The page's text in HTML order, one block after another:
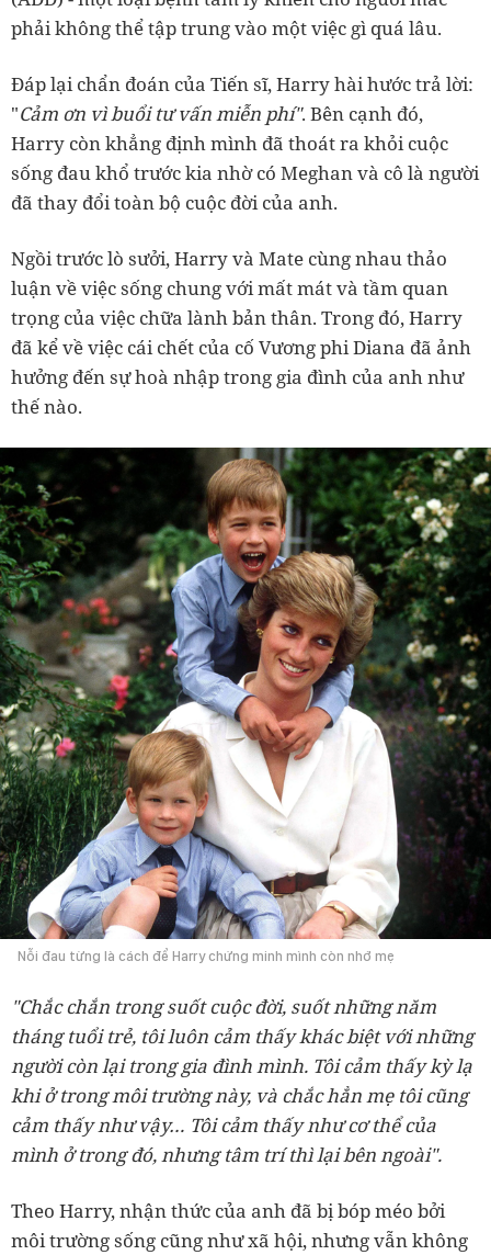
phải không thể tập trung vào một việc gì quá lâu.
Đáp lại chẩn đoán của Tiến sĩ, Harry hài hước trả lời:
"Cảm ơn vì buổi tư vấn miễn phí". Bên cạnh đó,
Harry còn khẳng định mình đã thoát ra khỏi cuộc
sống đau khổ trước kia nhờ có Meghan và cô là người
đã thay đổi toàn bộ cuộc đời của anh.
Ngồi trước lò sưởi, Harry và Mate cùng nhau thảo
luận về việc sống chung với mất mát và tầm quan
trọng của việc chữa lành bản thân. Trong đó, Harry
đã kể về việc cái chết của cố Vương phi Diana đã ảnh
hưởng đến sự hoà nhập trong gia đình của anh như
thế nào.
Nỗi đau từng là cách để Harry chứng minh mình còn nhớ mẹ
"Chắc chắn trong suốt cuộc đời, suốt những năm
tháng tuổi trẻ, tôi luôn cảm thấy khác biệt với những
người còn lại trong gia đình mình. Tôi cảm thấy kỳ lạ
khi ở trong môi trường này, và chắc hẳn mẹ tôi cũng
cảm thấy như vậy… Tôi cảm thấy như cơ thể của
mình ở trong đó, nhưng tâm trí thì lại bên ngoài".
Theo Harry, nhận thức của anh đã bị bóp méo bởi
môi trường sống cũng như xã hội, nhưng vẫn không